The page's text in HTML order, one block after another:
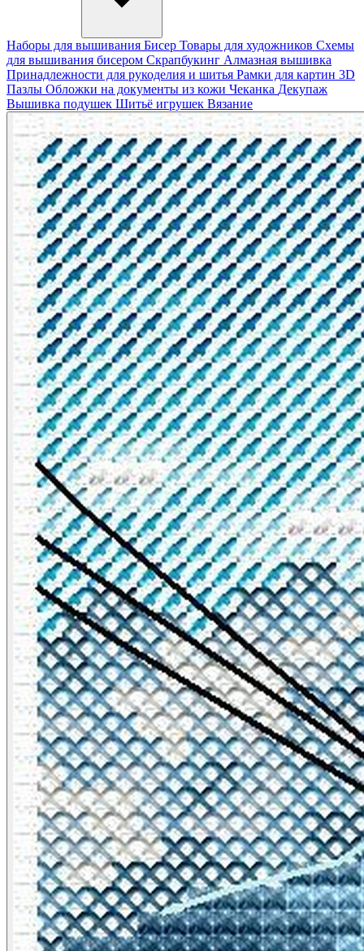
Наборы для вышивания Бисер Товары для художников Схемы
для вышивания бисером Скрапбукинг Алмазная вышивка
Принадлежности для рукоделия и шитья Рамки для картин 3D
Пазлы Обложки на документы из кожи Чеканка Декупаж
Вышивка подушек Шитьё игрушек Вязание